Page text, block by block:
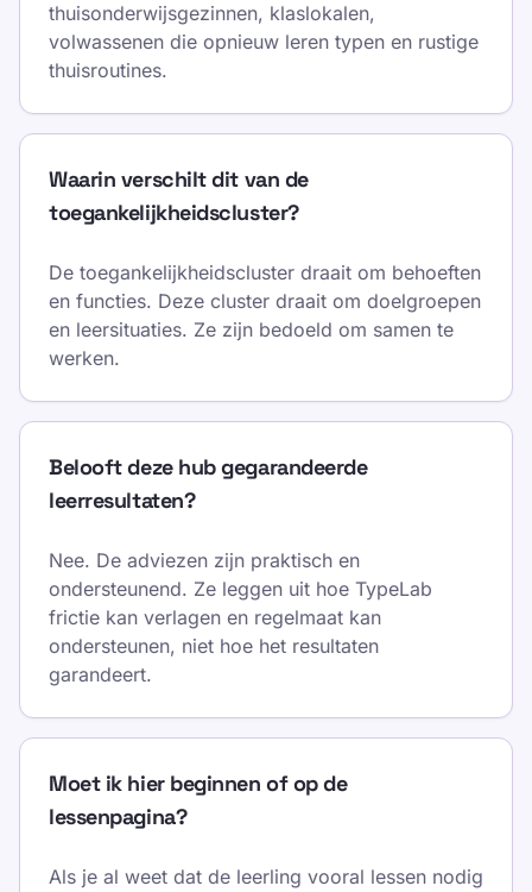
thuisonderwijsgezinnen, klaslokalen,
volwassenen die opnieuw leren typen en rustige
thuisroutines.
Waarin verschilt dit van de
toegankelijkheidscluster?
De toegankelijkheidscluster draait om behoeften
en functies. Deze cluster draait om doelgroepen
en leersituaties. Ze zijn bedoeld om samen te
werken.
Belooft deze hub gegarandeerde
leerresultaten?
Nee. De adviezen zijn praktisch en
ondersteunend. Ze leggen uit hoe TypeLab
frictie kan verlagen en regelmaat kan
ondersteunen, niet hoe het resultaten
garandeert.
Moet ik hier beginnen of op de
lessenpagina?
Als je al weet dat de leerling vooral lessen nodig